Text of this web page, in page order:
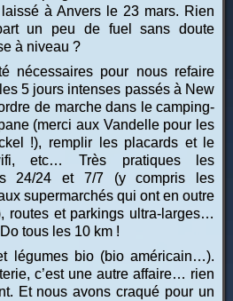
à Anvers le 23 mars. Rien
un peu de fuel sans doute
à niveau ?
nécessaires pour nous refaire
5 jours intenses passés à New
de marche dans le camping-
(merci aux Vandelle pour les
!), remplir les placards et le
etc… Très pratiques les
24/24 et 7/7 (y compris les
supermarchés qui ont en outre
routes et parkings ultra-larges…
tous les 10 km !
légumes bio (bio américain…).
c’est une autre affaire… rien
Et nous avons craqué pour un